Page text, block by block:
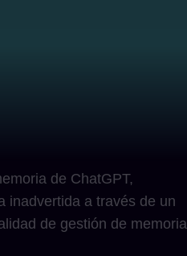
de ChatGPT,
inadvertida a través de un
de gestión de memoria